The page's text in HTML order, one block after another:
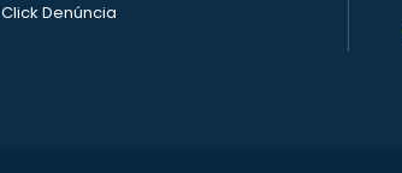
Click Denúncia